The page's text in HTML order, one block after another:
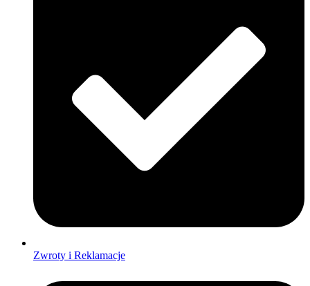
Zwroty i Reklamacje